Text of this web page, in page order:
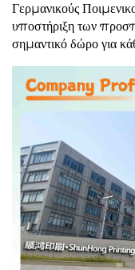
Γερμανικούς
υποστήριξη των
σημαντικό δώρο για